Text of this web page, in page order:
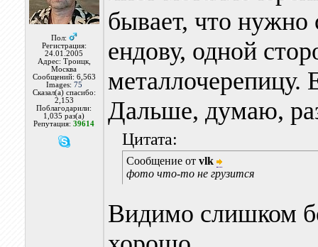
Пол:
Регистрация:
24.01.2005
Адрес: Троицк,
Москва
Сообщений: 6,563
Images: 75
Сказал(а) спасибо:
2,153
Поблагодарили:
1,035 раз(а)
Репутация:39614
бывает, что нужно
ендову, одной
металлочерепицу.
Дальше, думаю,
Цитата:
Сообщение от vlk
фото что-то не грузится
Видимо слишком